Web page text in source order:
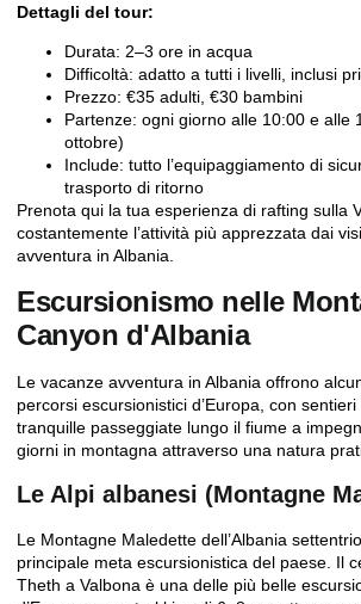
Dettagli del tour:
Durata: 2–3 ore in acqua
Difficoltà: adatto a tutti i livelli, inclusi
Prezzo: €35 adulti, €30 bambini
Partenze: ogni giorno alle 10:00 e alle
ottobre)
Include: tutto l’equipaggiamento di
trasporto di ritorno
Prenota qui la tua esperienza di rafting sulla
costantemente l’attività più apprezzata dai
avventura in Albania.
Escursionismo nelle
Canyon d'Albania
Le vacanze avventura in Albania offrono
percorsi escursionistici d’Europa, con
tranquille passeggiate lungo il fiume a
giorni in montagna attraverso una natura
Le Alpi albanesi (Montagne
Le Montagne Maledette dell’Albania
principale meta escursionistica del paese. Il
Theth a Valbona è una delle più belle